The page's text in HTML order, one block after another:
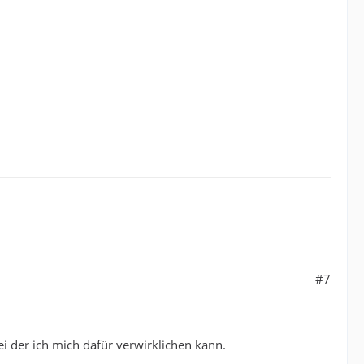
#7
der ich mich dafür verwirklichen kann.